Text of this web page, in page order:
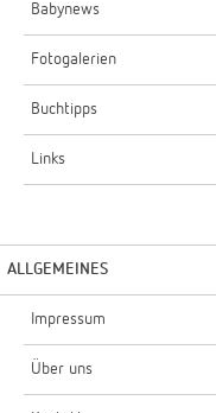
Babynews
Fotogalerien
Buchtipps
Links
ALLGEMEINES
Impressum
Über uns